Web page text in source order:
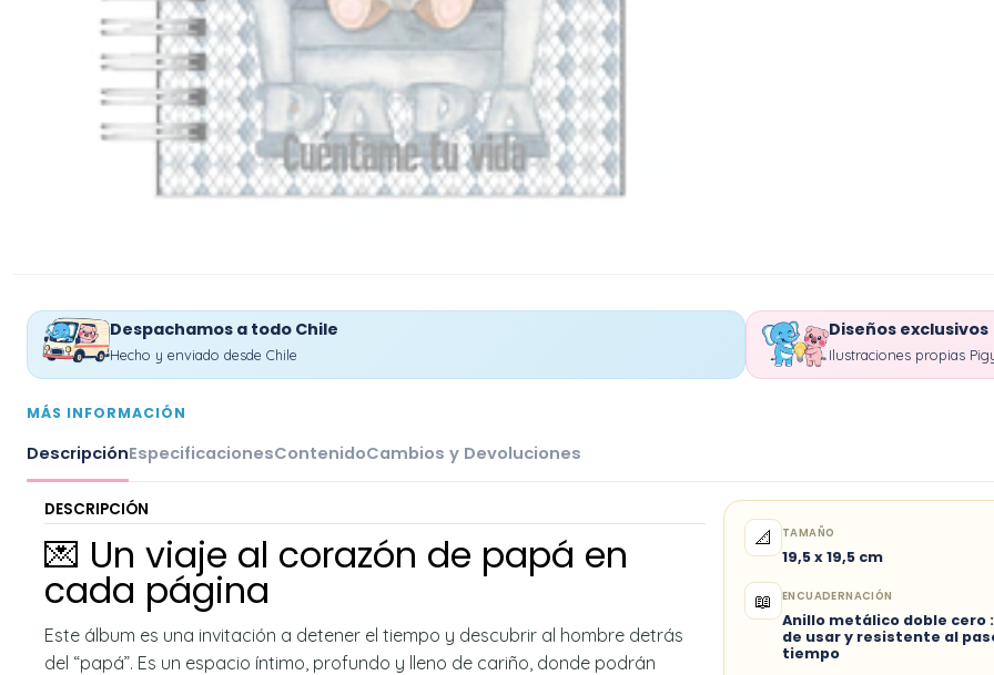
Despachamos a todo Chile
Hecho y enviado desde Chile
Diseños exclusivos
Ilustraciones propias
MÁS INFORMACIÓN
DescripciónEspecificacionesContenidoCambios y Devoluciones
DESCRIPCIÓN
💌 Un viaje al corazón de papá en
cada página
Este álbum es una invitación a detener el tiempo y descubrir al hombre detrás
del “papá”. Es un espacio íntimo, profundo y lleno de cariño, donde podrán
📐 TAMAÑO
19,5 x 19,5 cm
📖 ENCUADERNACIÓN
Anillo metálico doble cero
de usar y resistente al
tiempo